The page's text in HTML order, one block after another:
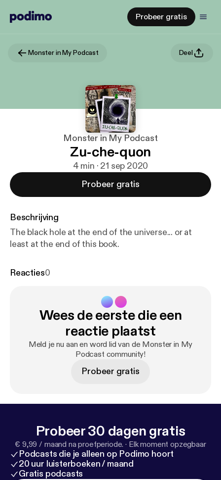
Probeer gratis
Monster in My Podcast Deel
Monster in My Podcast
Zu-che-quon
4 min · 21 sep 2020
Probeer gratis
Beschrijving
The black hole at the end of the universe... or at
least at the end of this book.
Reacties0
Wees de eerste die een
reactie plaatst
Meld je nu aan en word lid van de Monster in My
Podcast community!
Probeer gratis
Probeer 30 dagen gratis
€ 9,99 / maand na proefperiode. · Elk moment opzegbaar
Podcasts die je alleen op Podimo hoort
20 uur luisterboeken / maand
Gratis podcasts